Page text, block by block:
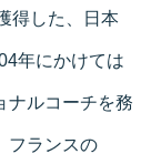
得した、日本
年にかけては
ナルコーチを務
フランスの